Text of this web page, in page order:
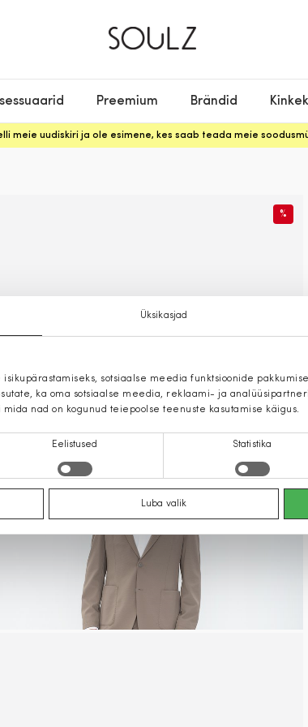
Üksikasjad
sotsiaalse meedia funktsioonide
ka oma sotsiaalse meedia, reklaami- ja
nad on kogunud teiepoolse teenuste kasutamise käigus.
Eelistused Statistika
Luba valik
Preemium Brändid
meie uudiskiri ja ole esimene, kes saab teada meie
%